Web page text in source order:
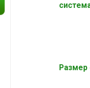
Размер